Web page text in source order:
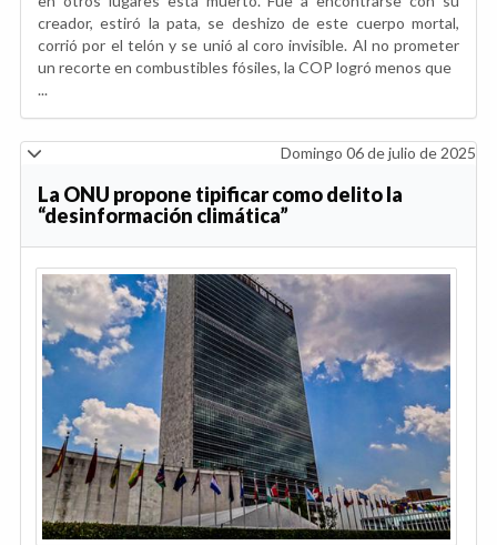
creador, estiró la pata, se deshizo de este cuerpo mortal,
corrió por el telón y se unió al coro invisible. Al no prometer
un recorte en combustibles fósiles, la COP logró menos que
...
Domingo 06 de julio de 2025
La ONU propone tipificar como delito la
“desinformación climática”